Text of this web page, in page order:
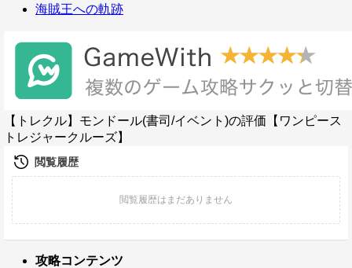
海賊王への軌跡
【トレクル】モンドール(書司/イベント)の評価【ワンピース
トレジャークルーズ】
攻略コンテンツ